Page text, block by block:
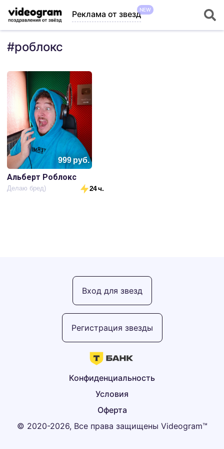
Реклама от звездNEW
#роблокс
999руб.
Альберт Роблокс
Делаю бред) 24 ч.
© 2020-2026, Все права защищены Videogram™
Оферта
Условия
Конфиденциальность
Регистрация звезды
Вход для звезд